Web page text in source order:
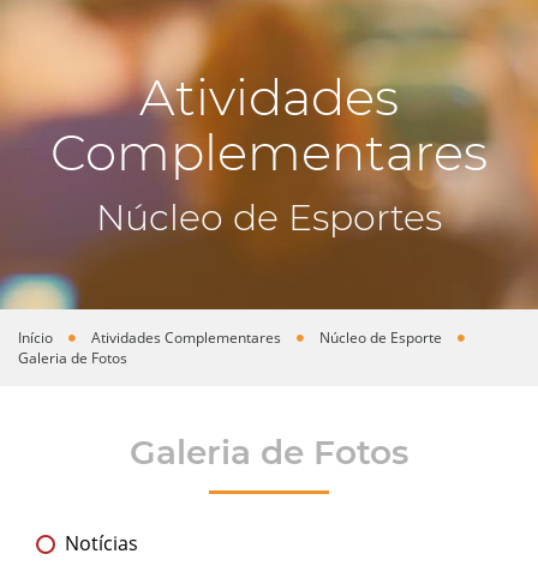
Atividades
Complementares
Núcleo de Esportes
Você está aqui
Início Atividades Complementares
Núcleo de Esporte
Galeria de Fotos
Galeria de Fotos
Notícias